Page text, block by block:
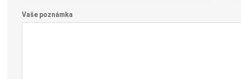
Vaše poznámka